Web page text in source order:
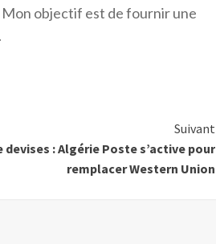
objectif est de fournir une
Suivant
: Algérie Poste s’active pour
remplacer Western Union